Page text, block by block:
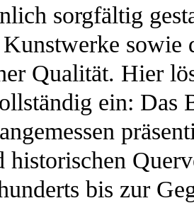
sorgfältig
sowie
Qualität. Hier
ein: Das
historischen
bis zur